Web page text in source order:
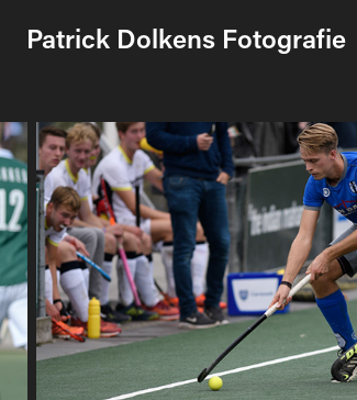
Patrick Dolkens Fotografie